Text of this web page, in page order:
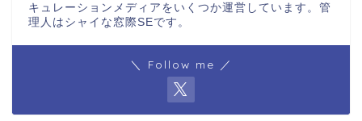
キュレーションメディアをいくつか運営しています。管
理人はシャイな窓際SEです。
＼ Follow me ／